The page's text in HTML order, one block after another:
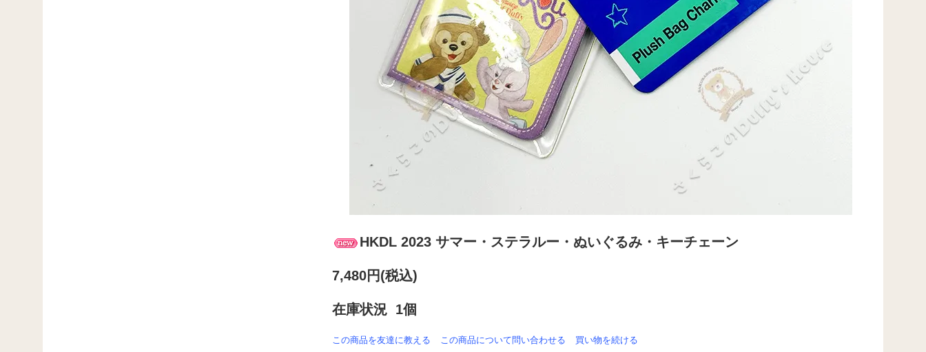
HKDL 2023 サマー・ステラルー・ぬいぐるみ・キーチェーン
7,480円(税込)
在庫状況 1個
この商品を友達に教える この商品について問い合わせる 買い物を続ける